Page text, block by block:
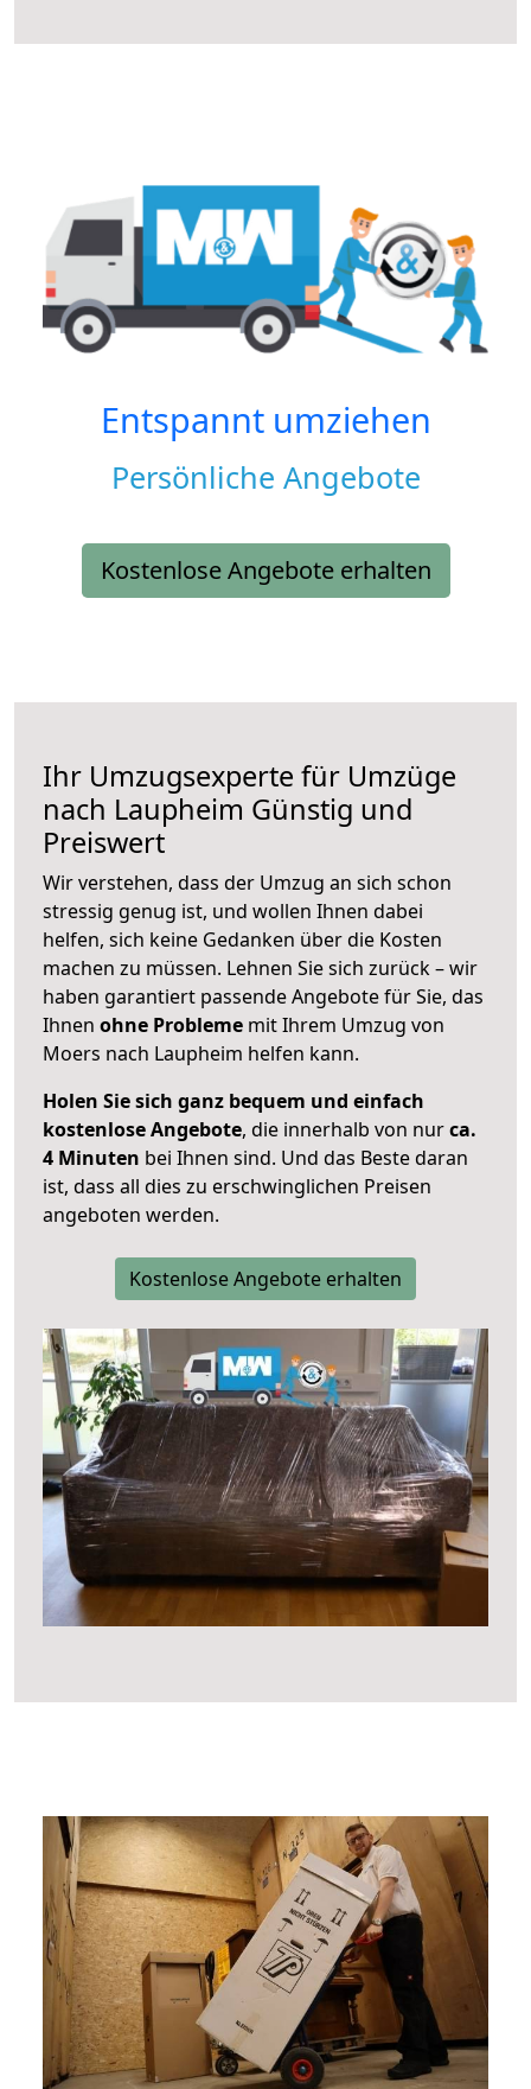
Entspannt umziehen
Persönliche Angebote
Kostenlose Angebote erhalten
Ihr Umzugsexperte für Umzüge
nach Laupheim Günstig und
Preiswert
Wir verstehen, dass der Umzug an sich schon
stressig genug ist, und wollen Ihnen dabei
helfen, sich keine Gedanken über die Kosten
machen zu müssen. Lehnen Sie sich zurück – wir
haben garantiert passende Angebote für Sie, das
Ihnen ohne Probleme mit Ihrem Umzug von
Moers nach Laupheim helfen kann.
Holen Sie sich ganz bequem und einfach
kostenlose Angebote, die innerhalb von nurca.
4 Minuten bei Ihnen sind. Und das Beste daran
ist, dass all dies zu erschwinglichen Preisen
angeboten werden.
Kostenlose Angebote erhalten